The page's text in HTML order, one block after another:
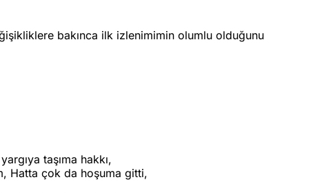
bakınca ilk izlenimimin olumlu olduğunu
taşıma hakkı,
Hatta çok da hoşuma gitti,